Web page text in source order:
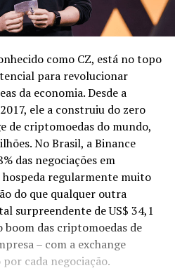
como CZ, está no topo
para revolucionar
da economia. Desde a
ele a construiu do zero
de criptomoedas do mundo,
No Brasil, a Binance
das negociações em
regularmente muito
do que qualquer outra
surpreendente de US$ 34,1
das criptomoedas de
– com a exchange
cada negociação.